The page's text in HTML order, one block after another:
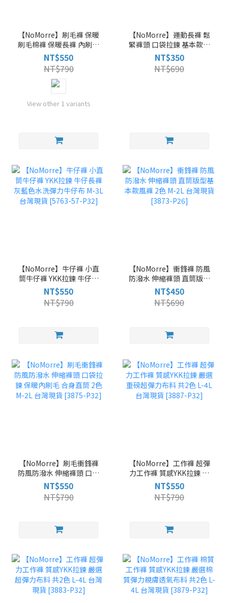
【NoMorre】刷毛褲 保暖
刷毛棉褲 保暖長褲 內刷毛
束口褲 刷毛棉褲 防寒保暖
2色 M-2L 台灣現貨 [5762-
P32]
NT$550
NT$790
View other 1 variants
【NoMorre】運動長褲 鬆
緊褲頭 口袋拉鍊 基本款運
動束口褲 M-XL 台灣現貨
[5760-P20]
NT$350
NT$690
【NoMorre】牛仔褲 小直
筒牛仔褲 YKK拉鍊 牛仔長
褲 灰藍色水洗彈力牛仔布
M-3L 台灣現貨 [5763-57-
P32]
NT$550
NT$790
【NoMorre】衝鋒褲 防風
防潑水 伸縮褲頭 直筒版型
基本款風褲 2色 M-2L 台灣
現貨 [3873-P26]
NT$450
NT$690
【NoMorre】刷毛衝鋒褲
防風防潑水 伸縮褲頭 口袋
拉鍊 保暖內刷毛 合身直筒
2色 M-2L 台灣現貨 [3875-
P32]
NT$550
NT$790
【NoMorre】工作褲 超彈
力工作褲 質感YKK拉鍊 嚴
選重磅超彈力布料 共2色
L-4L 台灣現貨 [3887-
P32]
NT$550
NT$790